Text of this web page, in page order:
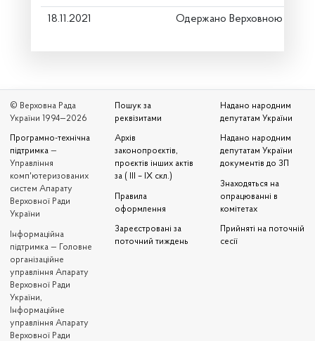
18.11.2021 Одержано Верховною Радою
© Верховна Рада
України 1994—2026
Програмно-технічна
підтримка —
Управління
комп'ютеризованих
систем Апарату
Верховної Ради
України
Iнформаційна
підтримка — Головне
організаційне
управління Апарату
Верховної Ради
України,
Інформаційне
управління Апарату
Верховної Ради
Пошук за
реквізитами
Архів
законопроєктів,
проєктів інших актів
за ( III – IX скл.)
Правила
оформлення
Зареєстровані за
поточний тиждень
Надано народним
депутатам України
Надано народним
депутатам України
документів до ЗП
Знаходяться на
опрацюванні в
комітетах
Прийняті на поточній
сесії